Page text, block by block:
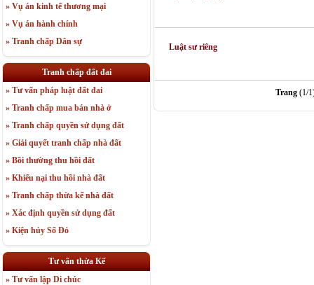
» Vụ án kinh tế thương mại
» Vụ án hành chính
» Tranh chấp Dân sự
Tranh chấp đất đai
» Tư vấn pháp luật đất đai
» Tranh chấp mua bán nhà ở
» Tranh chấp quyền sử dụng đất
» Giải quyết tranh chấp nhà đất
» Bồi thường thu hồi đất
» Khiếu nại thu hồi nhà đất
» Tranh chấp thừa kế nhà đất
» Xác định quyền sử dụng đất
» Kiện hủy Sổ Đỏ
Tư vấn thừa Kế
» Tư vấn lập Di chúc
Luật sư riêng
Trang (1/